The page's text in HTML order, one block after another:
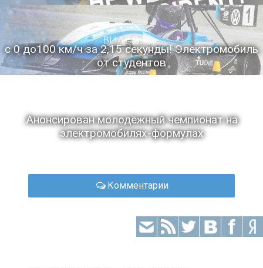
с 0 до100 км/ч за 2,15 секунды! Электромобиль
от студентов
Анонсирован молодёжный чемпионат на
электромобилях-формулах
Комментарии